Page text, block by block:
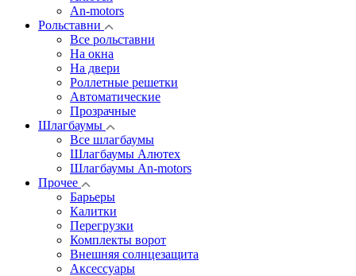
An-motors
Рольставни
Все рольставни
На окна
На двери
Роллетные решетки
Автоматические
Прозрачные
Шлагбаумы
Все шлагбаумы
Шлагбаумы Алютех
Шлагбаумы An-motors
Прочее
Барьеры
Калитки
Перегрузки
Комплекты ворот
Внешняя солнцезащита
Аксессуары